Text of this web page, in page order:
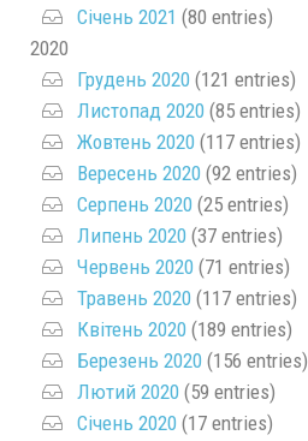
Січень 2021 (80 entries)
2020
Грудень 2020 (121 entries)
Листопад 2020 (85 entries)
Жовтень 2020 (117 entries)
Вересень 2020 (92 entries)
Серпень 2020 (25 entries)
Липень 2020 (37 entries)
Червень 2020 (71 entries)
Травень 2020 (117 entries)
Квітень 2020 (189 entries)
Березень 2020 (156 entries)
Лютий 2020 (59 entries)
Січень 2020 (17 entries)